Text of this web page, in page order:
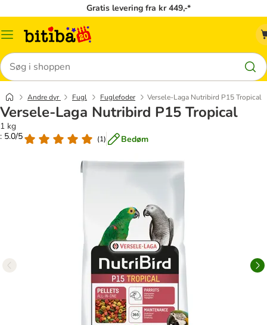
Gratis levering fra kr 449,-*
Menu
Søg
Andre dyr Fugl Fuglefoder Versele-Laga Nutribird P15 Tropical
Versele-Laga Nutribird P15 Tropical
1 kg
: 5.0/5
(1) Bedøm